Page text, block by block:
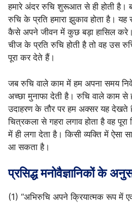
हमारे अंदर रुचि शुरूआत से ही होती है।
रुचि के प्रति हमारा झुकाव होता है। यह
कैसे अपने जीवन में कुछ बड़ा हासिल करे।
चीज के प्रति रुचि होती है तो वह उस
पूरा कर देते हैं।
जब रुचि वाले काम में हम अपना समय
अच्छा मुनाफा देती है। रुचि वाले काम से
उदाहरण के तौर पर हम अक्सर यह देखते
चित्रकला से गहरा लगाव होता है वह
में ही लगा देता है। किसी व्यक्ति में
आ सकता है।
प्रसिद्ध मनोवैज्ञानिकों के
(1) “अभिरुचि अपने क्रियात्मक रूप में